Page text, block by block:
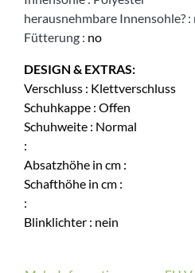
herausnehmbare Innensohle? :
Fütterung : no
DESIGN & EXTRAS:
Verschluss : Klettverschluss
Schuhkappe : Offen
Schuhweite : Normal
:
Absatzhöhe in cm :
Schafthöhe in cm :
:
Blinklichter : nein